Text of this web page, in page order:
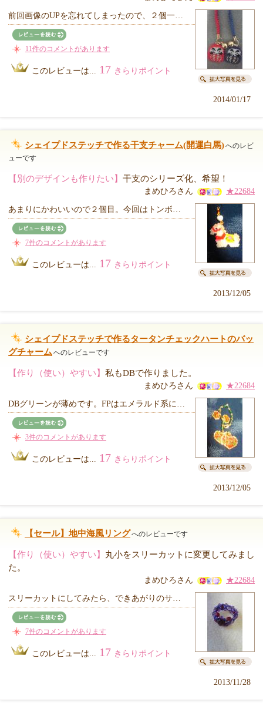
前回画像のUPを忘れてしまったので、２個一…
11件のコメントがあります
このレビューは... 17 きらりポイント
2014/01/17
シェイプドステッチで作る干支チャーム(開運白馬)へのレビ
ューです
【別のデザインも作りたい】 干支のシリーズ化、希望！
まめひろさん ★22684
あまりにかわいいので２個目。今回はトンボ…
7件のコメントがあります
このレビューは... 17 きらりポイント
2013/12/05
シェイプドステッチで作るタータンチェックハートのバッ
グチャーム へのレビューです
【作り（使い）やすい】 私もDBで作りました。
まめひろさん ★22684
DBグリーンが薄めです。FPはエメラルド系に…
3件のコメントがあります
このレビューは... 17 きらりポイント
2013/12/05
【セール】地中海風リングへのレビューです
【作り（使い）やすい】 丸小をスリーカットに変更してみまし
た。
まめひろさん ★22684
スリーカットにしてみたら、できあがりのサ…
7件のコメントがあります
このレビューは... 17 きらりポイント
2013/11/28